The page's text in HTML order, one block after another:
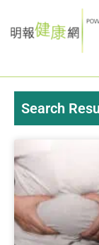
to
Search